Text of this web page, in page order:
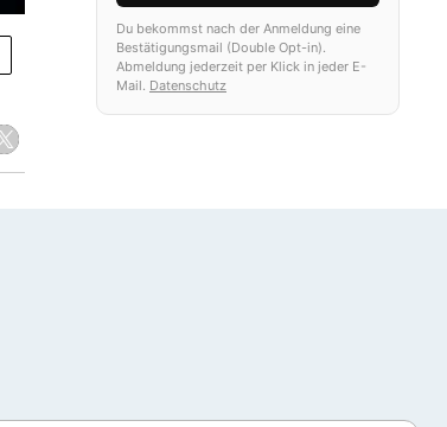
Du bekommst nach der Anmeldung eine
Bestätigungsmail (Double Opt-in).
Abmeldung jederzeit per Klick in jeder E-
Mail. Datenschutz